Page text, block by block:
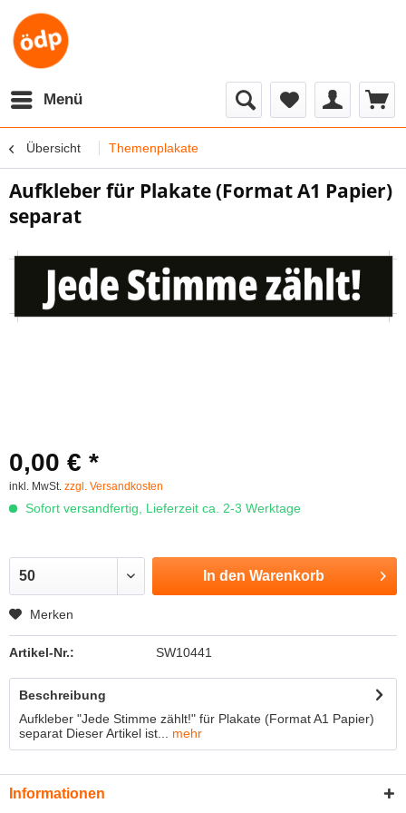
Menü
Übersicht Themenplakate
Aufkleber für Plakate (Format A1 Papier)
separat
0,00 € *
inkl. MwSt. zzgl. Versandkosten
Sofort versandfertig, Lieferzeit ca. 2-3 Werktage
In den Warenkorb
Merken
Artikel-Nr.: SW10441
Beschreibung
Aufkleber "Jede Stimme zählt!" für Plakate (Format A1 Papier)
separat Dieser Artikel ist...
mehr
Informationen